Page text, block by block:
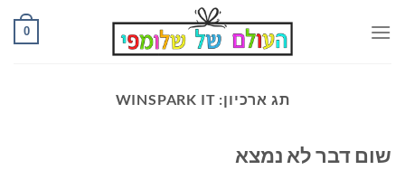
0
תג ארכיון: WINSPARK IT
שום דבר לא נמצא